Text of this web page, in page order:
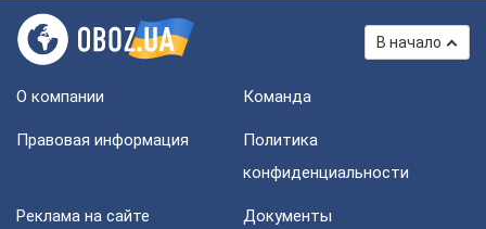
В начало
О компании Команда
Правовая информация
Политика
конфиденциальности
Реклама на сайте Документы